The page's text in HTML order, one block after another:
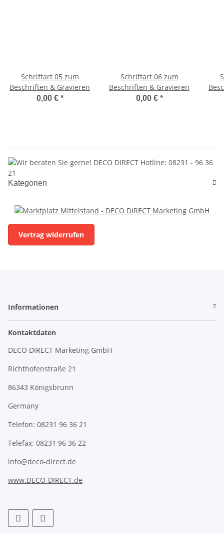
Schriftart 05 zum
Beschriften & Gravieren
0,00 € *
Schriftart 06 zum
Beschriften & Gravieren
0,00 € *
Kategorien
Vertrag widerrufen
Informationen
Kontaktdaten
DECO DIRECT Marketing GmbH
Richthofenstraße 21
86343 Königsbrunn
Germany
Telefon: 08231 96 36 21
Telefax: 08231 96 36 22
info@deco-direct.de
www.DECO-DIRECT.de